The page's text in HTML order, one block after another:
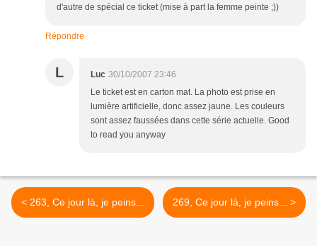
d'autre de spécial ce ticket (mise à part la femme peinte ;))
Répondre
L Luc 30/10/2007 23:46
Le ticket est en carton mat. La photo est prise en
lumière artificielle, donc assez jaune. Les couleurs
sont assez faussées dans cette série actuelle. Good
to read you anyway
< 263, Ce jour là, je peins... 269, Ce jour là, je peins... >